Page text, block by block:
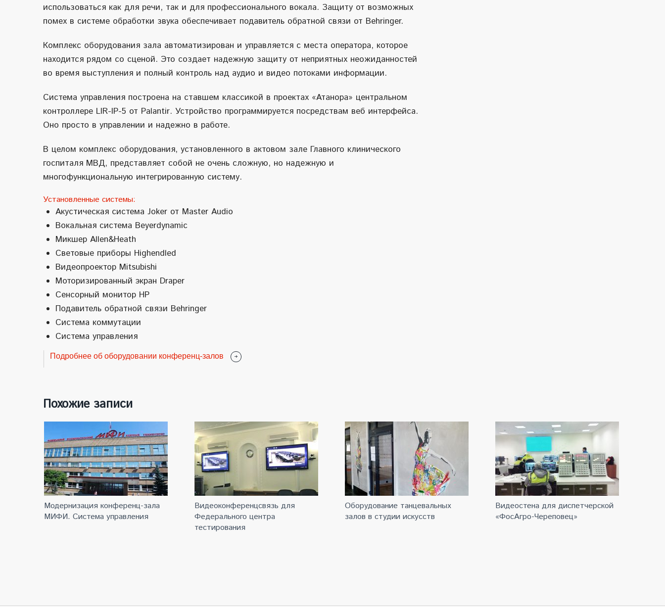
использоваться как для речи, так и для профессионального вокала. Защиту от возможных
помех в системе обработки звука обеспечивает подавитель обратной связи от Behringer.
Комплекс оборудования зала автоматизирован и управляется с места оператора, которое
находится рядом со сценой. Это создает надежную защиту от неприятных неожиданностей
во время выступления и полный контроль над аудио и видео потоками информации.
Система управления построена на ставшем классикой в проектах «Атанора» центральном
контроллере LIR-IP-5 от Palantir. Устройство программируется посредствам веб интерфейса.
Оно просто в управлении и надежно в работе.
В целом комплекс оборудования, установленного в актовом зале Главного клинического
госпиталя МВД, представляет собой не очень сложную, но надежную и
многофункциональную интегрированную систему.
Установленные системы:
Акустическая система Joker от Master Audio
Вокальная система Beyerdynamic
Микшер Allen&Heath
Световые приборы Highendled
Видеопроектор Mitsubishi
Моторизированный экран Draper
Сенсорный монитор HP
Подавитель обратной связи Behringer
Система коммутации
Система управления
Подробнее об оборудовании конференц-залов
Похожие записи
Модернизация конференц-зала
МИФИ. Система управления
Видеоконференцсвязь для
Федерального центра
тестирования
Оборудование танцевальных
залов в cтудии искусств
Видеостена для диспетчерской
«ФосАгро-Череповец»